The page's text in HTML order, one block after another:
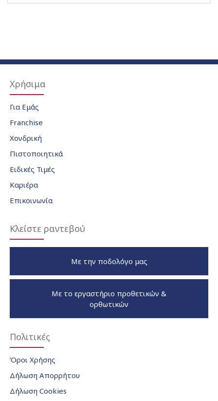
Χρήσιμα
Για Εμάς
Franchise
Χονδρική
Πιστοποιητικά
Ειδικές Τιμές
Καριέρα
Επικοινωνία
Κλείστε ραντεβού
Με την ποδολόγο μας
Με το εργαστήριο προθετικών &
ορθωτικών
Πολιτικές
Όροι Χρήσης
Δήλωση Απορρήτου
Δήλωση Cookies